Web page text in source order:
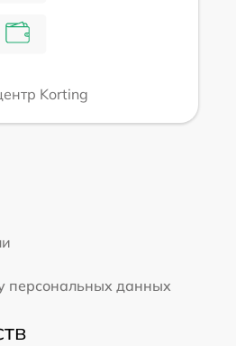
Korting
персональных данных